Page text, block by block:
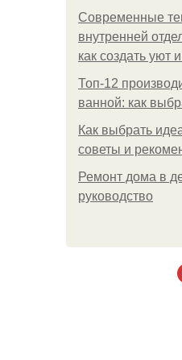
Современные
внутренней
как создать уют
Топ-12
ванной: как
Как выбрать
советы и
Ремонт дома в
руководство